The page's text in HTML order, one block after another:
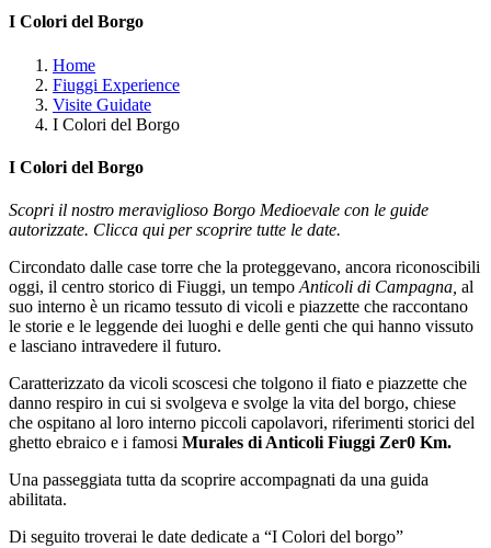
I Colori del Borgo
Home
Fiuggi Experience
Visite Guidate
I Colori del Borgo
I Colori del Borgo
Scopri il nostro meraviglioso Borgo Medioevale con le guide
autorizzate. Clicca qui per scoprire tutte le date.
Circondato dalle case torre che la proteggevano, ancora riconoscibili
oggi, il centro storico di Fiuggi, un tempo Anticoli di Campagna, al
suo interno è un ricamo tessuto di vicoli e piazzette che raccontano
le storie e le leggende dei luoghi e delle genti che qui hanno vissuto
e lasciano intravedere il futuro.
Caratterizzato da vicoli scoscesi che tolgono il fiato e piazzette che
danno respiro in cui si svolgeva e svolge la vita del borgo, chiese
che ospitano al loro interno piccoli capolavori, riferimenti storici del
ghetto ebraico e i famosi Murales di Anticoli Fiuggi Zer0 Km.
Una passeggiata tutta da scoprire accompagnati da una guida
abilitata.
Di seguito troverai le date dedicate a “I Colori del borgo”